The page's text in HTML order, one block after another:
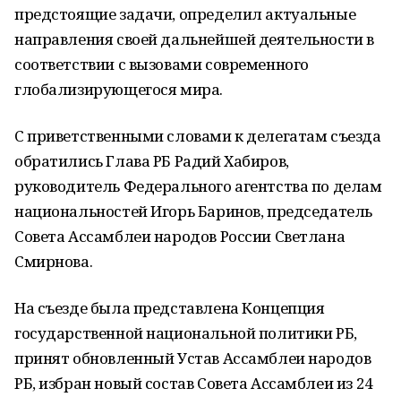
предстоящие задачи, определил актуальные
направления своей дальнейшей деятельности в
соответствии с вызовами современного
глобализирующегося мира.
С приветственными словами к делегатам съезда
обратились Глава РБ Радий Хабиров,
руководитель Федерального агентства по делам
национальностей Игорь Баринов, председатель
Совета Ассамблеи народов России Светлана
Смирнова.
На съезде была представлена Концепция
государственной национальной политики РБ,
принят обновленный Устав Ассамблеи народов
РБ, избран новый состав Совета Ассамблеи из 24